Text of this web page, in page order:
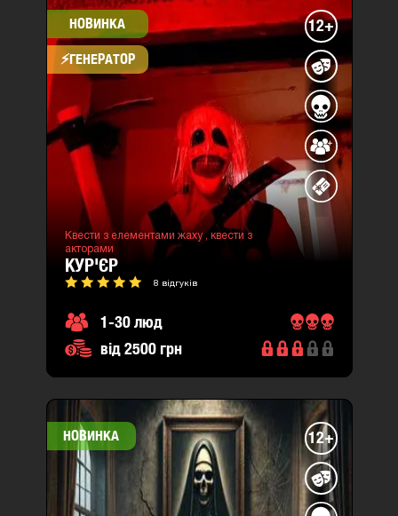
НОВИНКА
⚡​ГЕНЕРАТОР
12+
Квести з елементами жаху , квести з
акторами
КУР'ЄР
8 відгуків
1-30 люд
від 2500 грн
НОВИНКА 12+